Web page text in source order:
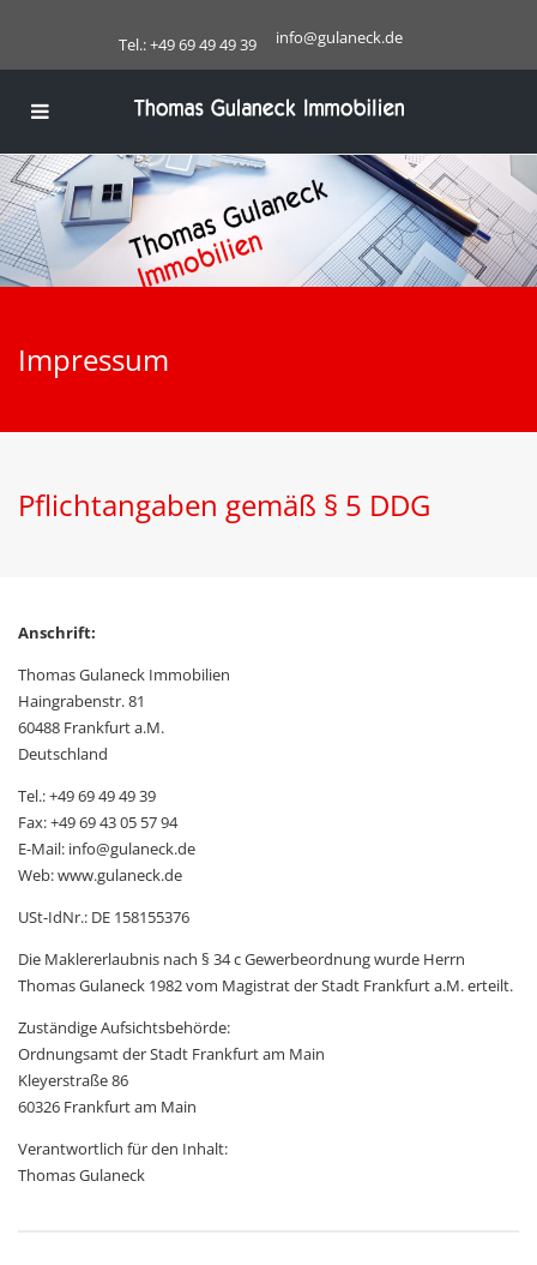
Tel.: +49 69 49 49 39 info@gulaneck.de
Impressum
Pflichtangaben gemäß § 5 DDG
Anschrift:
Thomas Gulaneck Immobilien
Haingrabenstr. 81
60488 Frankfurt a.M.
Deutschland
Tel.: +49 69 49 49 39
Fax: +49 69 43 05 57 94
E-Mail: info@gulaneck.de
Web: www.gulaneck.de
USt-IdNr.: DE 158155376
Die Maklererlaubnis nach § 34 c Gewerbeordnung wurde Herrn
Thomas Gulaneck 1982 vom Magistrat der Stadt Frankfurt a.M. erteilt.
Zuständige Aufsichtsbehörde:
Ordnungsamt der Stadt Frankfurt am Main
Kleyerstraße 86
60326 Frankfurt am Main
Verantwortlich für den Inhalt:
Thomas Gulaneck